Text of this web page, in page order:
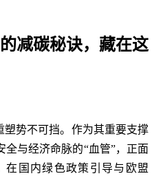
减碳秘诀，藏在这
塑势不可挡。作为其重要支撑
与经济命脉的“血管”，正面
在国内绿色政策引导与欧盟